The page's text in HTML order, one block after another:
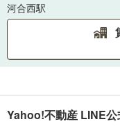
河合西駅
Yahoo!不動産 LINE公